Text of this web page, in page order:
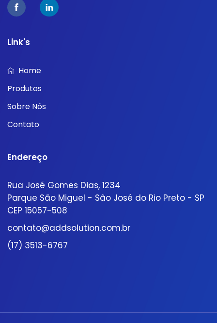
Link's
Home
Produtos
Sobre Nós
Contato
Endereço
Rua José Gomes Dias, 1234
Parque São Miguel - São José do Rio Preto - SP
CEP 15057-508
contato@addsolution.com.br
(17) 3513-6767